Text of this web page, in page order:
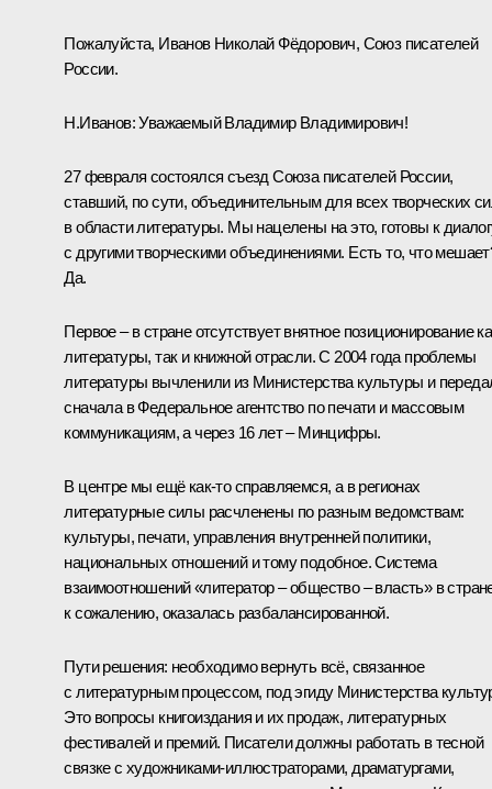
Пожалуйста, Иванов Николай Фёдорович, Союз писателей
России.
Н.Иванов:Уважаемый Владимир Владимирович!
27 февраля состоялся съезд Союза писателей России,
ставший, по сути, объединительным для всех творческих
в области литературы. Мы нацелены на это, готовы к
с другими творческими объединениями. Есть то, что
Да.
Первое – в стране отсутствует внятное позиционирование
литературы, так и книжной отрасли. С 2004 года проблемы
литературы вычленили из Министерства культуры и
сначала в Федеральное агентство по печати и массовым
коммуникациям, а через 16 лет – Минцифры.
В центре мы ещё как-то справляемся, а в регионах
литературные силы расчленены по разным ведомствам:
культуры, печати, управления внутренней политики,
национальных отношений и тому подобное. Система
взаимоотношений «литератор – общество – власть» в
к сожалению, оказалась разбалансированной.
Пути решения: необходимо вернуть всё, связанное
с литературным процессом, под эгиду Министерства
Это вопросы книгоиздания и их продаж, литературных
фестивалей и премий. Писатели должны работать в тесной
связке с художниками-иллюстраторами, драматургами,